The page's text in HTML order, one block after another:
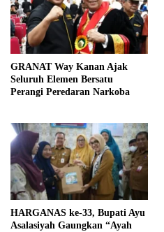
GRANAT Way Kanan Ajak
Seluruh Elemen Bersatu
Perangi Peredaran Narkoba
HARGANAS ke-33, Bupati Ayu
Asalasiyah Gaungkan “Ayah